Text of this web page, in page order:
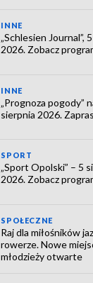
INNE
„Schlesien Journal”,
2026. Zobacz
INNE
„Prognoza pogody”
sierpnia 2026.
SPORT
„Sport Opolski” – 5
2026. Zobacz
SPOŁECZNE
Raj dla miłośników
rowerze. Nowe
młodzieży otwarte